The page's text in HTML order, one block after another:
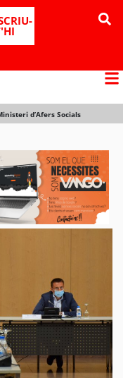
d’Afers Socials